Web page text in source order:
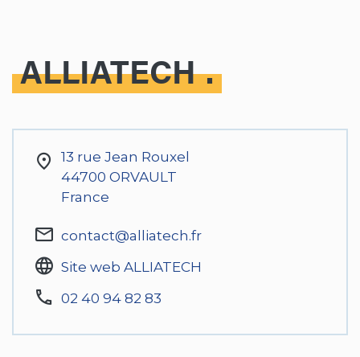
ALLIATECH
13 rue Jean Rouxel
44700 ORVAULT
France
contact@alliatech.fr
Site web ALLIATECH
02 40 94 82 83